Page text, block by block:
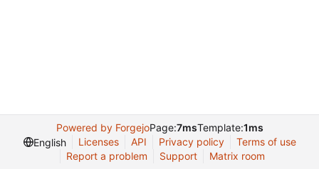
Powered by ForgejoPage:7msTemplate:1ms
English
Licenses API Privacy policy
Terms of use
Report a problem
Support Matrix room